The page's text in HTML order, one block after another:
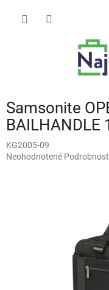
Samsonite
BAILHANDLE
KG2005-09
Priemerné
Neohodnotené